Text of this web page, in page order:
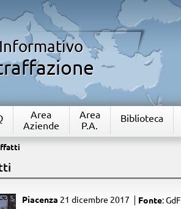
Area
Aziende
Area
P.A.
Biblioteca
Piacenza 21 dicembre 2017 Fonte: GdF